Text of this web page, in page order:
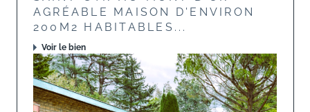
AGRÉABLE MAISON D'ENVIRON
200M2 HABITABLES...
Voir le bien